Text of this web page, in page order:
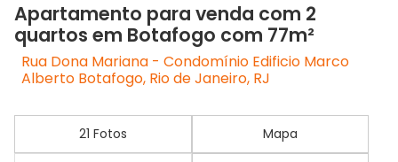
Apartamento para venda com 2
quartos em Botafogo com 77m²
Rua Dona Mariana - Condomínio Edificio Marco
Alberto Botafogo, Rio de Janeiro, RJ
21 Fotos Mapa